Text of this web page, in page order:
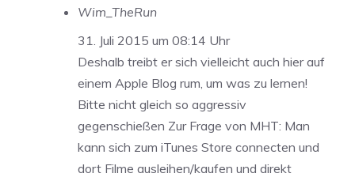
Wim_TheRun
31. Juli 2015 um 08:14 Uhr
Deshalb treibt er sich vielleicht auch hier auf
einem Apple Blog rum, um was zu lernen!
Bitte nicht gleich so aggressiv
gegenschießen Zur Frage von MHT: Man
kann sich zum iTunes Store connecten und
dort Filme ausleihen/kaufen und direkt